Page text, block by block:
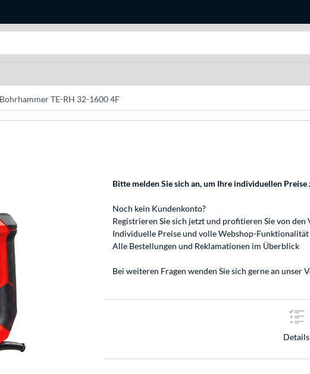
TE-RH 32-1600 4F
Bitte melden Sie sich an, um Ihre individuellen Preise
Noch kein Kundenkonto?
Registrieren Sie sich jetzt und profitieren Sie von den
Individuelle Preise und volle Webshop-Funktionalität
Alle Bestellungen und Reklamationen im Überblick
Bei weiteren Fragen wenden Sie sich gerne an unser
Details